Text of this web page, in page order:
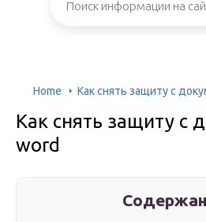
Home Как снять защиту с
Как снять защиту с
word